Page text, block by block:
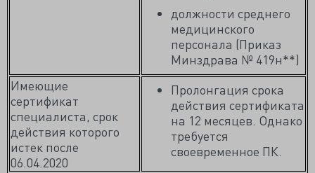
должности среднего
медицинского
персонала (Приказ
Минздрава № 419н**)
Имеющие
сертификат
специалиста, срок
действия которого
истек после
06.04.2020
Пролонгация срока
действия сертификата
на 12 месяцев. Однако
требуется
своевременное ПК.